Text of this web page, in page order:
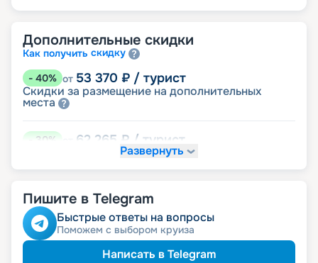
Дополнительные скидки
Как получить скидку
- 40% от 53 370 ₽ / турист
Скидки за размещение на дополнительных
места
30% 62 265 ₽ / турист
размещение
80 055
Скидкадетям
-5% от 84 503 ₽/ турист
пенсионерам
Развернуть
Пишите в Telegram
Быстрые ответы на вопросы
Поможем с выбором круиза
Написать в Telegram